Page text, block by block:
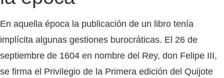
En aquella época la publicación de un libro tenía
implícita algunas gestiones burocráticas. El 26 de
septiembre de 1604 en nombre del Rey, don Felipe III,
se firma el Privilegio de la Primera edición del Quijote